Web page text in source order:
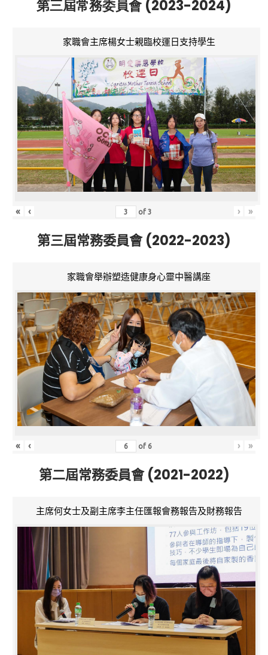
第三屆常務委員會 (2023-2024)
家職會主席楊女士親臨校運日支持學生
« ‹ of3 › »
第三屆常務委員會 (2022-2023)
家職會舉辦塑造健康身心靈中醫講座
« ‹ of 6 › »
第二屆常務委員會 (2021-2022)
主席何女士及副主席李主任匯報會務報告及財務報告